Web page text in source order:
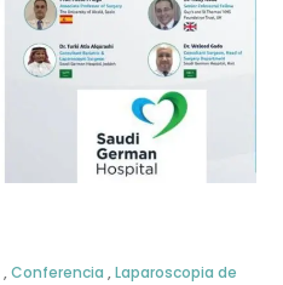
,Conferencia ,Laparoscopia de